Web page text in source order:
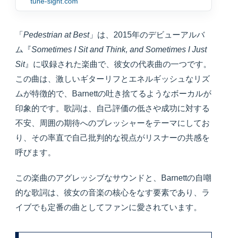
「 Pedestrian at Best」は、2015年のデビューアルバ
ム『Sometimes I Sit and Think, and Sometimes I Just
Sit』に収録された楽曲で、彼女の代表曲の一つです。
この曲は、激しいギターリフとエネルギッシュなリズ
ムが特徴的で、Barnettの吐き捨てるようなボーカルが
印象的です。歌詞は、自己評価の低さや成功に対する
不安、周囲の期待へのプレッシャーをテーマにしてお
り、その率直で自己批判的な視点がリスナーの共感を
呼びます。
この楽曲のアグレッシブなサウンドと、Barnettの自嘲
的な歌詞は、彼女の音楽の核心をなす要素であり、ラ
イブでも定番の曲としてファンに愛されています。